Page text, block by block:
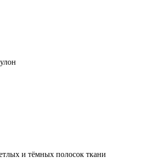
и тёмных полосок ткани